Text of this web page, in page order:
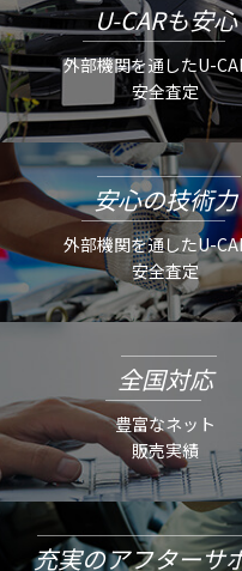
U-CARも安心
外部機関を通したU-
安全査定
安心の技術力
外部機関を通したU-
安全査定
全国対応
豊富なネット
販売実績
充実のアフターサ